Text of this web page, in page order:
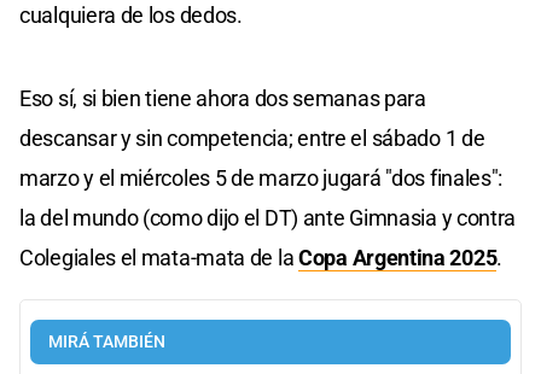
cualquiera de los dedos.
Eso sí, si bien tiene ahora dos semanas para
descansar y sin competencia; entre el sábado 1 de
marzo y el miércoles 5 de marzo jugará "dos finales":
la del mundo (como dijo el DT) ante Gimnasia y contra
Colegiales el mata-mata de laCopa Argentina 2025.
MIRÁ TAMBIÉN